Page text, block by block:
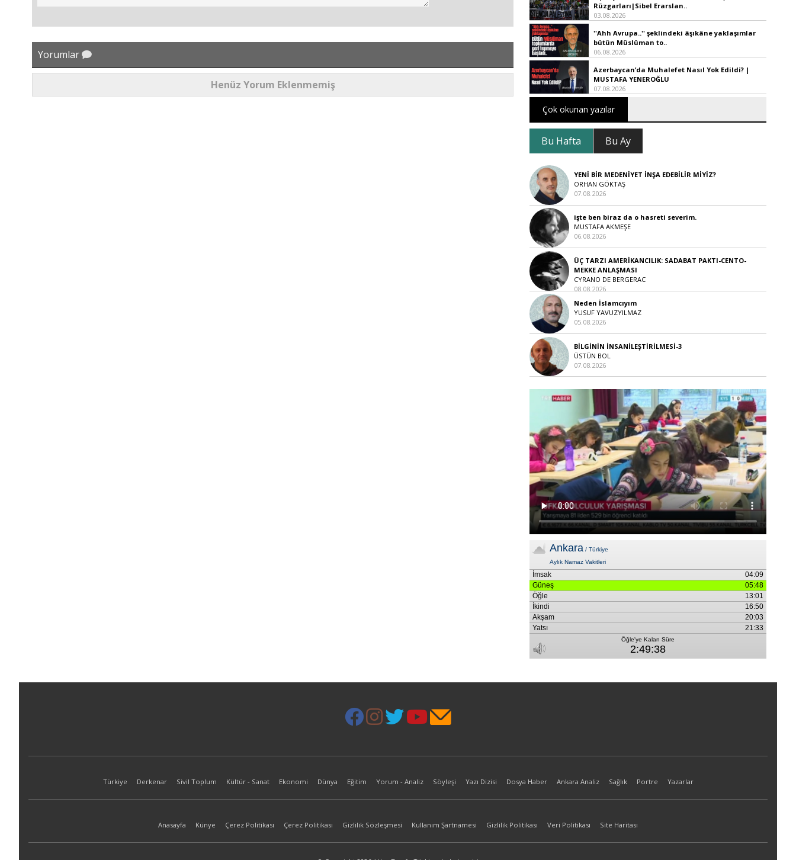
Yorumlar
Henüz Yorum Eklenmemiş
Rüzgarları|Sibel Erarslan..
03.08.2026
''Ahh Avrupa..'' şeklindeki âşıkâne yaklaşımlar
bütün Müslüman to..
06.08.2026
Azerbaycan’da Muhalefet Nasıl Yok Edildi? |
MUSTAFA YENEROĞLU
07.08.2026
Çok okunan yazılar
Bu Hafta Bu Ay
YENİ BİR MEDENİYET İNŞA EDEBİLİR MİYİZ?
ORHAN GÖKTAŞ
07.08.2026
işte ben biraz da o hasreti severim.
MUSTAFA AKMEŞE
06.08.2026
ÜÇ TARZI AMERİKANCILIK: SADABAT PAKTI-CENTO-
MEKKE ANLAŞMASI
CYRANO DE BERGERAC
08.08.2026
Neden İslamcıyım
YUSUF YAVUZYILMAZ
05.08.2026
BİLGİNİN İNSANİLEŞTİRİLMESİ-3
ÜSTÜN BOL
07.08.2026
Türkiye Derkenar Sivil Toplum Kültür - Sanat Ekonomi Dünya Eğitim Yorum - Analiz Söyleşi Yazı Dizisi Dosya Haber Ankara Analiz Sağlık Portre Yazarlar
Anasayfa Künye Çerez Politikası Çerez Politikası Gizlilik Sözleşmesi Kullanım Şartnamesi Gizlilik Politikası Veri Politikası Site Haritası